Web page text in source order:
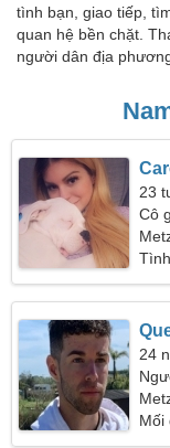
tình bạn, giao tiếp,
quan hệ bền chặt.
người dân địa
23
Cô
24
Mối